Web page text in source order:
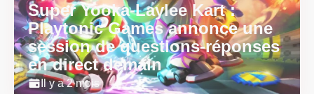
Super Yooka-Laylee Kart :
Playtonic Games annonce une
session de questions-réponses
en direct demain
Il y a 2 mois